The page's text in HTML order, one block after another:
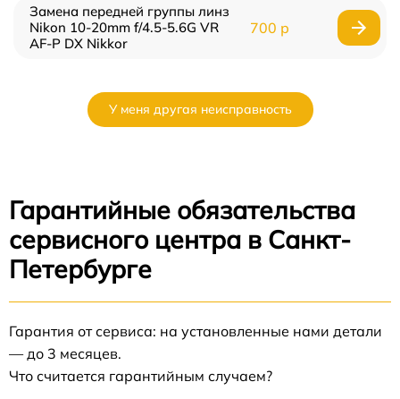
Замена передней группы линз
Nikon 10-20mm f/4.5-5.6G VR
AF-P DX Nikkor
700 р
У меня другая неисправность
Гарантийные обязательства
сервисного центра в Санкт-
Петербурге
Гарантия от сервиса: на установленные нами детали
— до 3 месяцев.
Что считается гарантийным случаем?